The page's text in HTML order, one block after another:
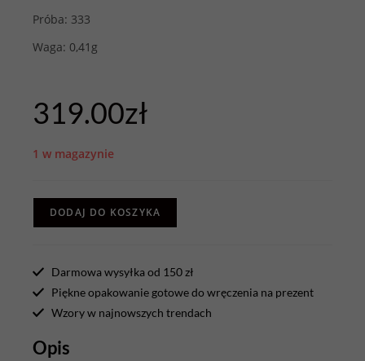
Próba: 333
Waga: 0,41g
319.00zł
1 w magazynie
DODAJ DO KOSZYKA
Darmowa wysyłka od 150 zł
Piękne opakowanie gotowe do wręczenia na prezent
Wzory w najnowszych trendach
Opis